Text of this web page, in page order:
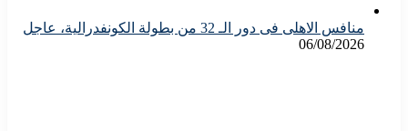
منافس الاهلى فى دور الـ 32 من بطولة الكونفدرالية، عاجل
06/08/2026